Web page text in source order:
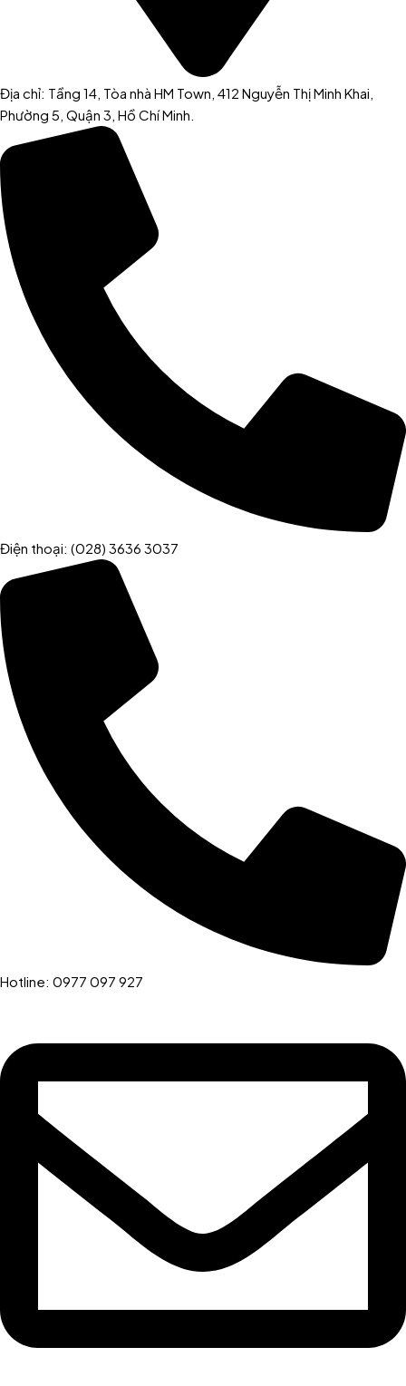
Địa chỉ: Tầng 14, Tòa nhà HM Town, 412 Nguyễn Thị Minh Khai,
Phường 5, Quận 3, Hồ Chí Minh.
Điện thoại: (028) 3636 3037
Hotline: 0977 097 927